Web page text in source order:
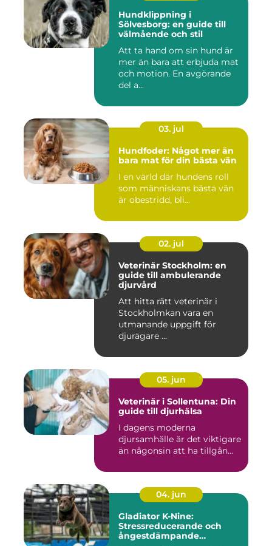
Hundklippning i
Sölvesborg: en guide till
välmående och stil
Att ta hand om sin hund är
mer än bara att erbjuda mat
och motion. En avgörande
del a...
03. jul
Hundfoder: Något mer än
bara mat för din bästa vän
I en värld där hundens roll
som människans bästa vän
är obestridd, bli...
02. jul
Veterinär Stockholm: en
guide till ambulerande
djurvård
Att hitta rätt veterinär i
Stockholmkan vara en
utmanande uppgift för
djurägare ...
05. jun
Veterinär i Sollentuna: Din
guide till djurhälsa
I dagens moderna
djursamhälle är det viktigare
än någonsin att ha tillgån...
04. jun
Gladiator K-Nine:
Stressreducerande och
ångestdämpande